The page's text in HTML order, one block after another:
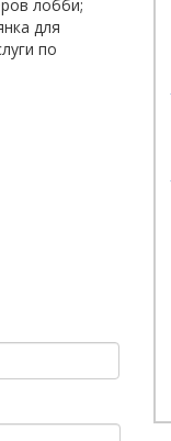
лобби;
для
по